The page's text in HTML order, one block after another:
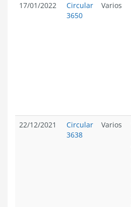
17/01/2022
Circular
3650
Varios
22/12/2021
Circular
3638
Varios